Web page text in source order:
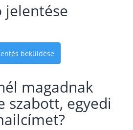
jelentése
beküldése
magadnak
szabott, egyedi